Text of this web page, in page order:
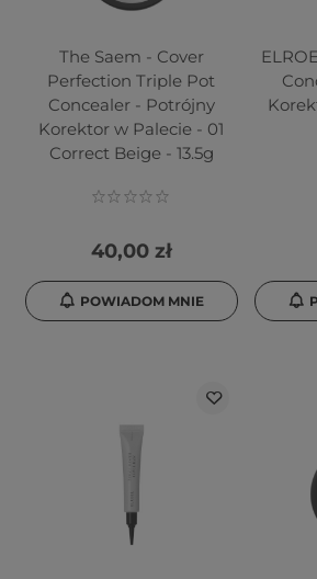
The Saem - Cover
Perfection Triple Pot
Concealer - Potrójny
Korektor w Palecie - 01
Correct Beige - 13.5g
40,00 zł
POWIADOM MNIE